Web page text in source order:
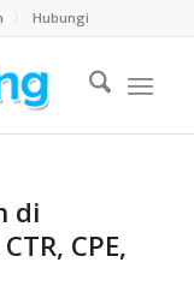
Hubungi
di
CPE,